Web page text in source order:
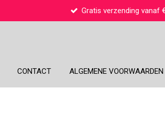
Gratis verzending vanaf
CONTACT ALGEMENE VOORWAARDEN